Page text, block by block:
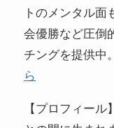
トのメンタル
会優勝など圧倒
チングを提供中
ら
【プロフィー